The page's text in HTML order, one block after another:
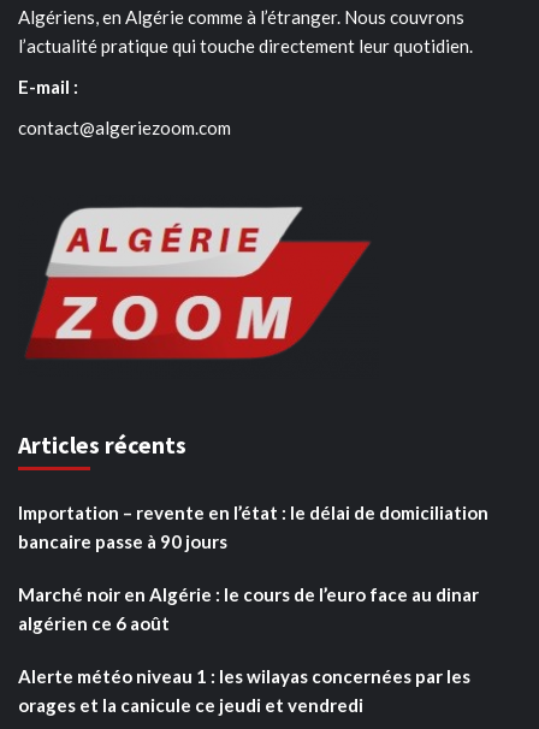
Algériens, en Algérie comme à l’étranger. Nous couvrons
l’actualité pratique qui touche directement leur quotidien.
E-mail :
contact@algeriezoom.com
Articles récents
Importation – revente en l’état : le délai de domiciliation
bancaire passe à 90 jours
Marché noir en Algérie : le cours de l’euro face au dinar
algérien ce 6 août
Alerte météo niveau 1 : les wilayas concernées par les
orages et la canicule ce jeudi et vendredi